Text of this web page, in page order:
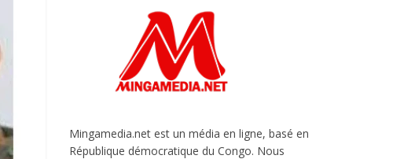
Mingamedia.net est un média en ligne, basé en
République démocratique du Congo. Nous